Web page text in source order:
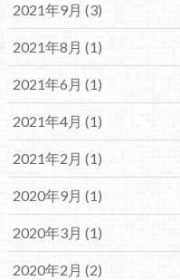
2021年9月 (3)
2021年8月 (1)
2021年6月 (1)
2021年4月 (1)
2021年2月 (1)
2020年9月 (1)
2020年3月 (1)
2020年2月 (2)